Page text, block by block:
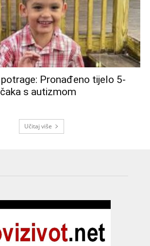
Pronađeno tijelo 5-
s autizmom
Učitaj više